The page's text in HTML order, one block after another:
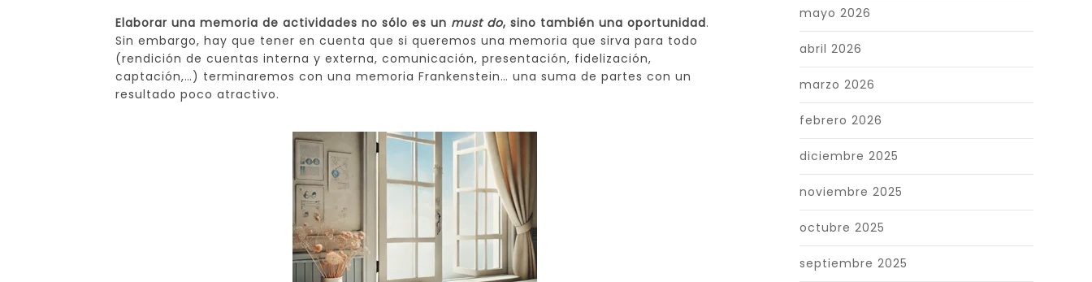
Elaborar una memoria de actividades no sólo es un must do, sino también una oportunidad.
Sin embargo, hay que tener en cuenta que si queremos una memoria que sirva para todo
(rendición de cuentas interna y externa, comunicación, presentación, fidelización,
captación,…) terminaremos con una memoria Frankenstein… una suma de partes con un
resultado poco atractivo.
mayo 2026
abril 2026
marzo 2026
febrero 2026
diciembre 2025
noviembre 2025
octubre 2025
septiembre 2025